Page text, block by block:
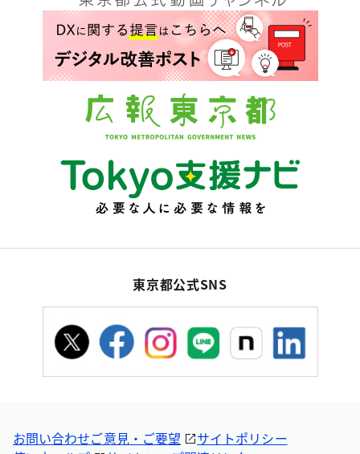
東京都公式SNS
お問い合わせご意見・ご要望
サイトポリシー